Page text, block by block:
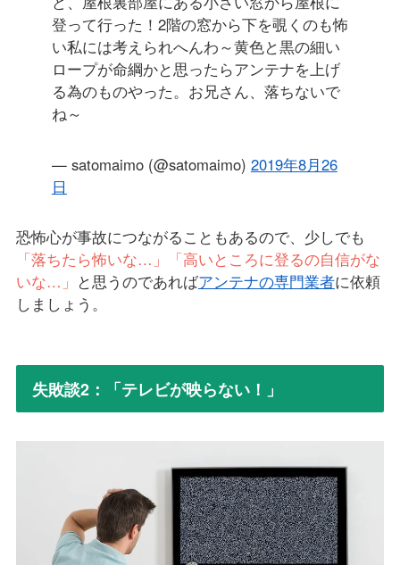
登って行った！2階の窓から下を覗くのも怖
い私には考えられへんわ～黄色と黒の細い
ロープが命綱かと思ったらアンテナを上げ
る為のものやった。お兄さん、落ちないで
ね～
— satomaimo (@satomaimo) 2019年8月26
日
恐怖心が事故につながることもあるので、少しでも
「落ちたら怖いな…」「高いところに登るの自信がな
いな…」 と思うのであればアンテナの専門業者に依頼
しましょう。
失敗談2：「テレビが映らない！」